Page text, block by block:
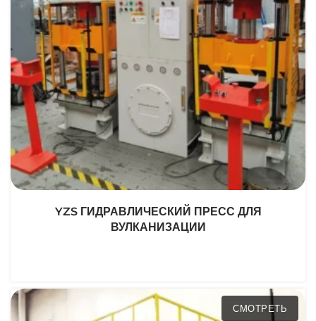
YZS ГИДРАВЛИЧЕСКИЙ ПРЕСС ДЛЯ
ВУЛКАНИЗАЦИИ
СМОТРЕТЬ